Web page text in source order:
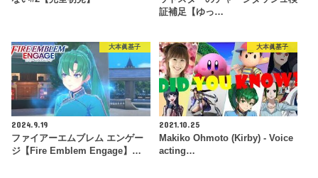
証補足【ゆっ…
大本眞基子
2024.9.19
ファイアーエムブレム エンゲー
ジ【Fire Emblem Engage】…
大本眞基子
2021.10.25
Makiko Ohmoto (Kirby) - Voice
acting…